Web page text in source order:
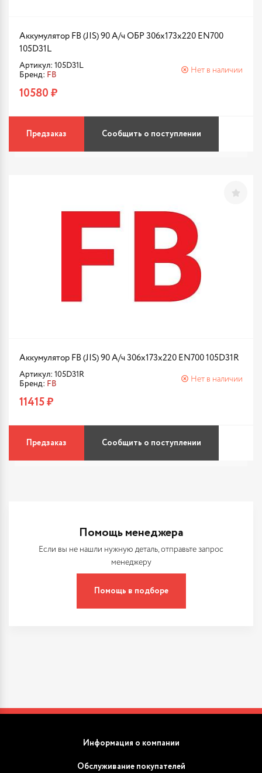
Аккумулятор FB (JIS) 90 А/ч ОБР 306x173x220 EN700
105D31L
Артикул: 105D31L
Бренд: FB
Нет в наличии
10580 ₽
Предзаказ Сообщить о поступлении
Аккумулятор FB (JIS) 90 А/ч 306x173x220 EN700 105D31R
Артикул: 105D31R
Бренд: FB
Нет в наличии
11415 ₽
Предзаказ Сообщить о поступлении
Помощь менеджера
Если вы не нашли нужную деталь, отправьте запрос
менеджеру
Помощь в подборе
Информация о компании
Обслуживание покупателей